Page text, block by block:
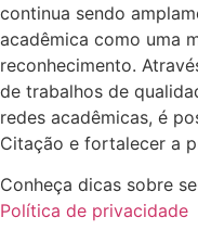
continua sendo
acadêmica como uma
reconhecimento.
de trabalhos de
redes acadêmicas, é
Citação e fortalecer a
Conheça dicas sobre
Política de privacidade